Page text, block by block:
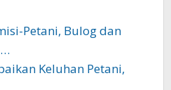
Petani, Bulog dan
Keluhan Petani,